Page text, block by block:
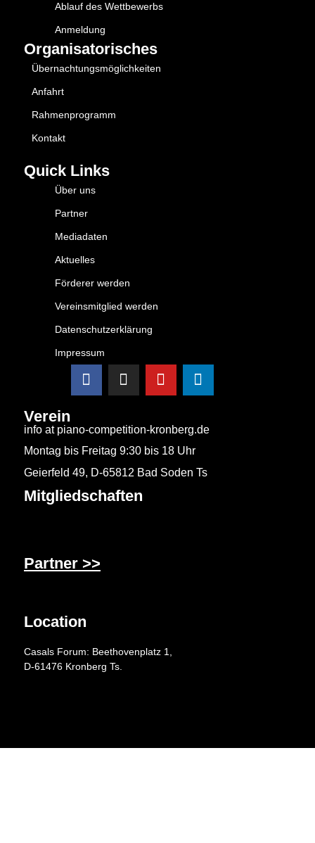
Ablauf des Wettbewerbs
Anmeldung
Organisatorisches
Übernachtungsmöglichkeiten
Anfahrt
Rahmenprogramm
Kontakt
Quick Links
Über uns
Partner
Mediadaten
Aktuelles
Förderer werden
Vereinsmitglied werden
Datenschutzerklärung
Impressum
Verein
info at piano-competition-kronberg.de
Montag bis Freitag 9:30 bis 18 Uhr
Geierfeld 49, D-65812 Bad Soden Ts
Mitgliedschaften
Partner >>
Location
Casals Forum: Beethovenplatz 1,
D-61476 Kronberg Ts.